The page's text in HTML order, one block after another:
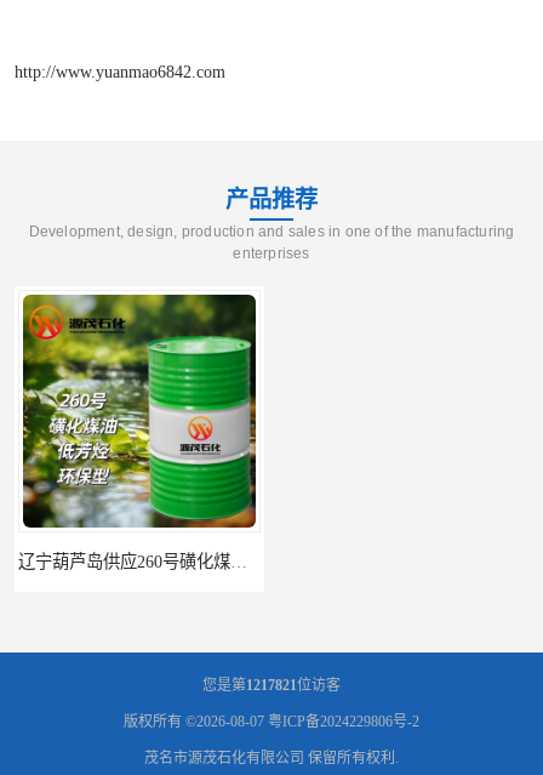
http://www.yuanmao6842.com
产品推荐
Development, design, production and sales in one of the manufacturing
enterprises
您是第1217821位访客
版权所有 ©2026-08-07 粤ICP备2024229806号-2
茂名市源茂石化有限公司 保留所有权利.